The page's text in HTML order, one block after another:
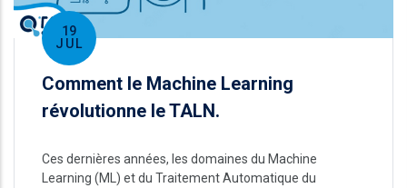
19
JUL
Comment le Machine Learning
révolutionne le TALN.
Ces dernières années, les domaines du Machine
Learning (ML) et du Traitement Automatique du